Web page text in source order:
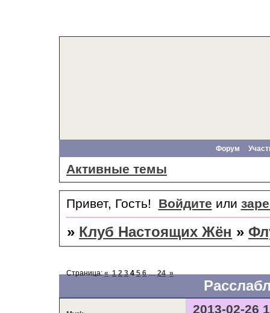
Форум
Активные темы
Привет, Гость! Войдите или
» Клуб Настоящих Жён »
Страница:« 1 2 3 4 5 6 … 24 »
2013-02-26